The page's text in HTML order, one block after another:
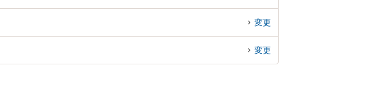
変更
変更